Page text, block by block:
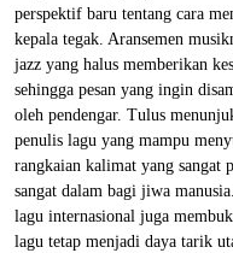
perspektif baru tentang cara
kepala tegak. Aransemen
jazz yang halus memberikan
sehingga pesan yang ingin
oleh pendengar. Tulus
penulis lagu yang mampu
rangkaian kalimat yang
sangat dalam bagi jiwa
lagu internasional juga
lagu tetap menjadi daya tarik